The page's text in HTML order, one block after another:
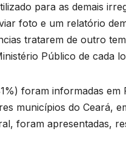
para as demais
foto e um relatório
tratarem de outro
Público de cada
foram informadas
municípios do Ceará,
foram apresentadas,